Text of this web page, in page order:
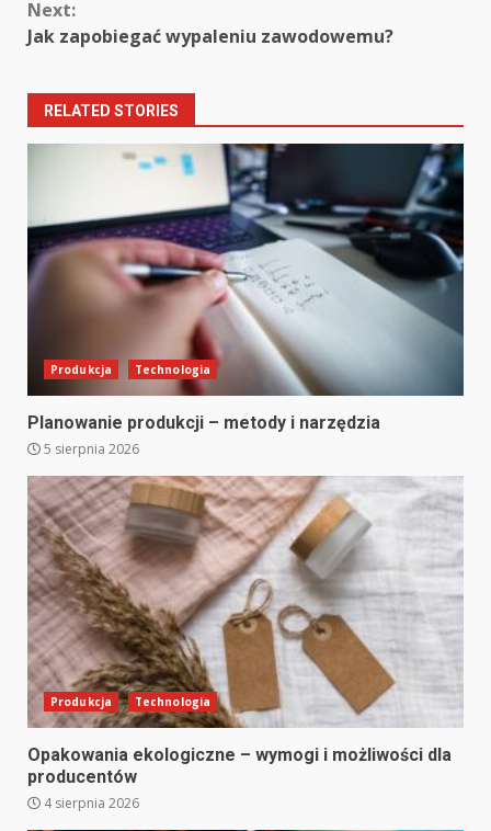
Next:
Jak zapobiegać wypaleniu zawodowemu?
RELATED STORIES
Produkcja Technologia
Planowanie produkcji – metody i narzędzia
5 sierpnia 2026
Produkcja Technologia
Opakowania ekologiczne – wymogi i możliwości dla
producentów
4 sierpnia 2026